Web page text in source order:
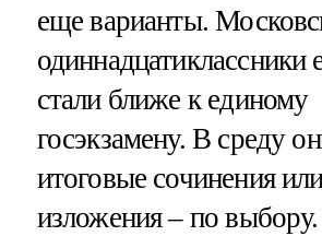
еще варианты.
стали ближе к единому
госэкзамену. В среду
итоговые сочинения
изложения – по